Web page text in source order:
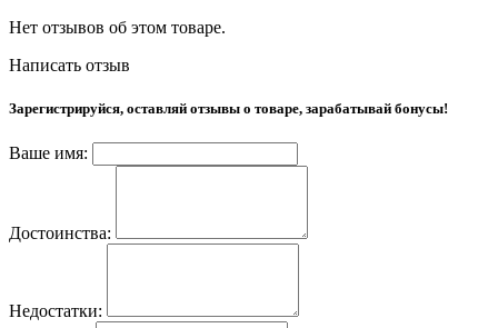
Нет отзывов об этом товаре.
Написать отзыв
Зарегистрируйся, оставляй отзывы о товаре, зарабатывай бонусы!
Ваше имя:
Достоинства:
Недостатки: